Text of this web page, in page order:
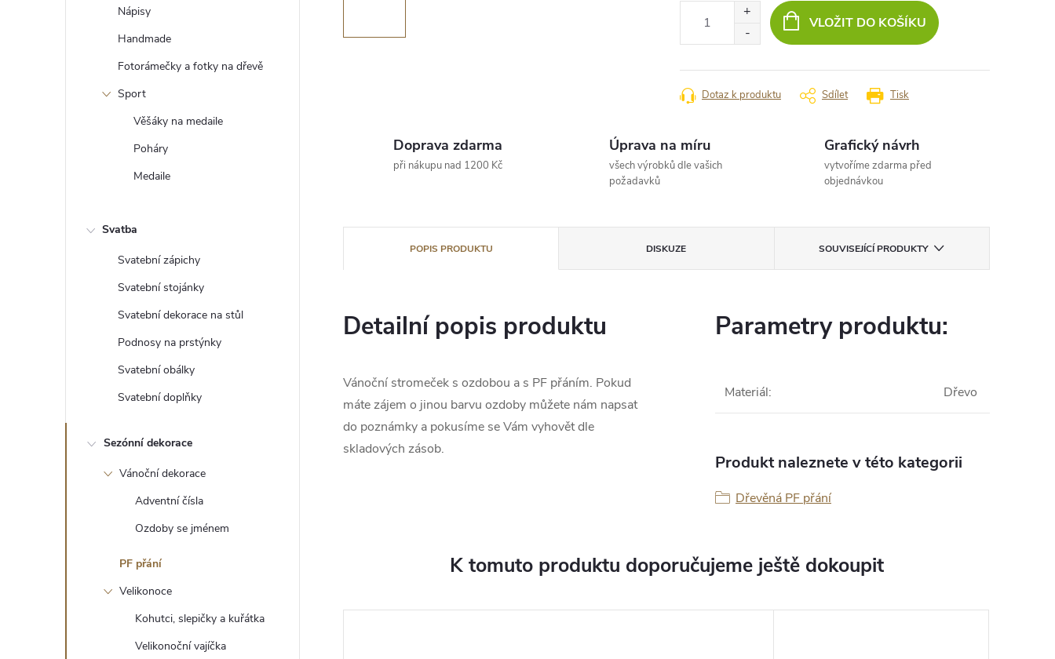
Nápisy
Handmade
Fotorámečky a fotky na dřevě
Sport
Věšáky na medaile
Poháry
Medaile
Svatba
Svatební zápichy
Svatební stojánky
Svatební dekorace na stůl
Podnosy na prstýnky
Svatební obálky
Svatební doplňky
Sezónní dekorace
Vánoční dekorace
Adventní čísla
Ozdoby se jménem
PF přání
Velikonoce
Kohutci, slepičky a kuřátka
Velikonoční vajíčka
VLOŽIT DO KOŠÍKU
Tisk
Dotaz k produktu Sdílet
Doprava zdarma
při nákupu nad 1200 Kč
Úprava na míru
všech výrobků dle vašich
požadavků
Grafický návrh
vytvoříme zdarma před
objednávkou
POPIS PRODUKTU DISKUZE SOUVISEJÍCÍ PRODUKTY
Detailní popis produktu
Vánoční stromeček s ozdobou a s PF přáním. Pokud
máte zájem o jinou barvu ozdoby můžete nám napsat
do poznámky a pokusíme se Vám vyhovět dle
skladových zásob.
Parametry produktu:
Materiál: Dřevo
Produkt naleznete v této kategorii
Dřevěná PF přání
K tomuto produktu doporučujeme ještě dokoupit